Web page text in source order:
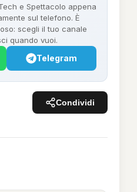
e Spettacolo appena
sul telefono. È
scegli il tuo canale
quando vuoi.
Telegram
Condividi